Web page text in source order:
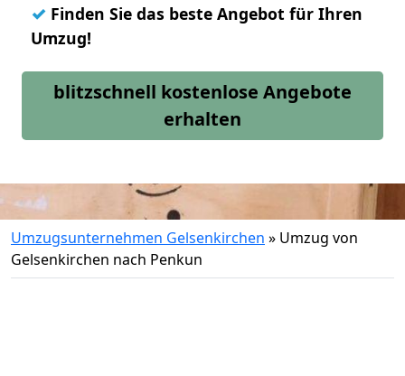
✓ Finden Sie das beste Angebot für Ihren
Umzug!
blitzschnell kostenlose Angebote
erhalten
Umzugsunternehmen Gelsenkirchen » Umzug von
Gelsenkirchen nach Penkun